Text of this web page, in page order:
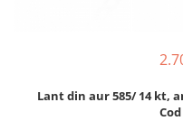
Lant din aur 585/ 14 kt,